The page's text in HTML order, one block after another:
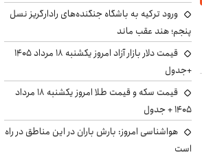
ورود ترکیه به باشگاه جنگنده‌های رادارگریز نسل
پنجم؛ هند عقب ماند
قیمت دلار بازار آزاد امروز یکشنبه ۱۸ مرداد ۱۴۰۵
+جدول
قیمت سکه و قیمت طلا امروز یکشنبه ۱۸ مرداد
۱۴۰۵ + جدول
هواشناسی امروز: بارش باران در این مناطق در راه
است